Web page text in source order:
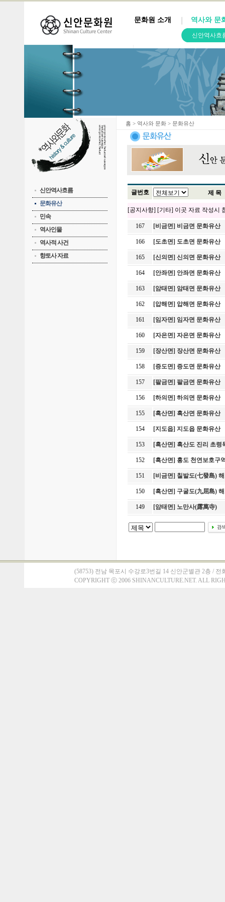
문화원 소개 역사와 문
신안역사흐
신안역사흐름
문화유산
민속
역사인물
역사적 사건
향토사 자료
홈 > 역사와 문화 > 문화유산
글번호 제 목
[공지사항] [기타] 이곳 자료 작성시
167 [비금면] 비금면 문화유산
166 [도초면] 도초면 문화유산
165 [신의면] 신의면 문화유산
164 [안좌면] 안좌면 문화유산
163 [암태면] 암태면 문화유산
162 [압해면] 압해면 문화유산
161 [임자면] 임자면 문화유산
160 [자은면] 자은면 문화유산
159 [장산면] 장산면 문화유산
158 [증도면] 증도면 문화유산
157 [팔금면] 팔금면 문화유산
156 [하의면] 하의면 문화유산
155 [흑산면] 흑산면 문화유산
154 [지도읍] 지도읍 문화유산
153 [흑산면] 흑산도 진리 초령
152 [흑산면] 홍도 천연보호구
151 [비금면] 칠발도(七發島)
150 [흑산면] 구굴도(九屈島)
149 [암태면] 노만사(露萬寺)
(58753) 전남 목포시 수강로3번길 14 신안군별관 2층 / 전
COPYRIGHT ⓒ2006 SHINANCULTURE.NET. ALL